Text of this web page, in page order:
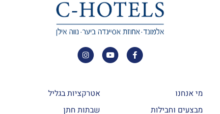
מי אנחנו
מבצעים וחבילות
אטרקציות בגליל
שבתות חתן